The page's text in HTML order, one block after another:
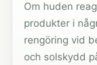
Om huden
produkter i
rengöring vid
och solskydd